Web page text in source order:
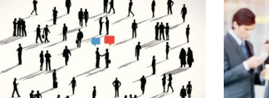
: 0 الأعضاء